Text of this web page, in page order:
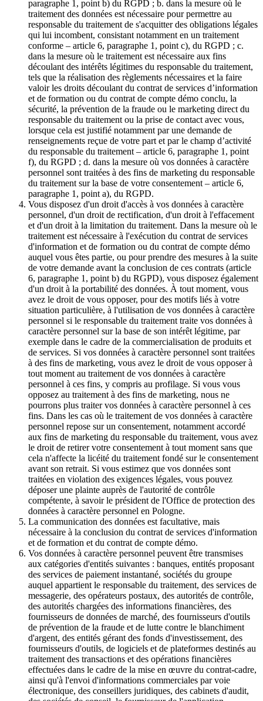
paragraphe 1, point b) du RGPD ; b. dans la mesure où le
traitement des données est nécessaire pour permettre au
responsable du traitement de s'acquitter des obligations légales
qui lui incombent, consistant notamment en un traitement
conforme – article 6, paragraphe 1, point c), du RGPD ; c.
dans la mesure où le traitement est nécessaire aux fins
découlant des intérêts légitimes du responsable du traitement,
tels que la réalisation des règlements nécessaires et la faire
valoir les droits découlant du contrat de services d’information
et de formation ou du contrat de compte démo conclu, la
sécurité, la prévention de la fraude ou le marketing direct du
responsable du traitement ou la prise de contact avec vous,
lorsque cela est justifié notamment par une demande de
renseignements reçue de votre part et par le champ d’activité
du responsable du traitement – article 6, paragraphe 1, point
f), du RGPD ; d. dans la mesure où vos données à caractère
personnel sont traitées à des fins de marketing du responsable
du traitement sur la base de votre consentement – article 6,
paragraphe 1, point a), du RGPD.
Vous disposez d'un droit d'accès à vos données à caractère
personnel, d'un droit de rectification, d'un droit à l'effacement
et d'un droit à la limitation du traitement. Dans la mesure où le
traitement est nécessaire à l'exécution du contrat de services
d'information et de formation ou du contrat de compte démo
auquel vous êtes partie, ou pour prendre des mesures à la suite
de votre demande avant la conclusion de ces contrats (article
6, paragraphe 1, point b) du RGPD), vous disposez également
d'un droit à la portabilité des données. À tout moment, vous
avez le droit de vous opposer, pour des motifs liés à votre
situation particulière, à l'utilisation de vos données à caractère
personnel si le responsable du traitement traite vos données à
caractère personnel sur la base de son intérêt légitime, par
exemple dans le cadre de la commercialisation de produits et
de services. Si vos données à caractère personnel sont traitées
à des fins de marketing, vous avez le droit de vous opposer à
tout moment au traitement de vos données à caractère
personnel à ces fins, y compris au profilage. Si vous vous
opposez au traitement à des fins de marketing, nous ne
pourrons plus traiter vos données à caractère personnel à ces
fins. Dans les cas où le traitement de vos données à caractère
personnel repose sur un consentement, notamment accordé
aux fins de marketing du responsable du traitement, vous avez
le droit de retirer votre consentement à tout moment sans que
cela n'affecte la licéité du traitement fondé sur le consentement
avant son retrait. Si vous estimez que vos données sont
traitées en violation des exigences légales, vous pouvez
déposer une plainte auprès de l'autorité de contrôle
compétente, à savoir le président de l'Office de protection des
données à caractère personnel en Pologne.
La communication des données est facultative, mais
nécessaire à la conclusion du contrat de services d'information
et de formation et du contrat de compte démo.
Vos données à caractère personnel peuvent être transmises
aux catégories d'entités suivantes : banques, entités proposant
des services de paiement instantané, sociétés du groupe
auquel appartient le responsable du traitement, des services de
messagerie, des opérateurs postaux, des autorités de contrôle,
des autorités chargées des informations financières, des
fournisseurs de données de marché, des fournisseurs d'outils
de prévention de la fraude et de lutte contre le blanchiment
d'argent, des entités gérant des fonds d'investissement, des
fournisseurs d'outils, de logiciels et de plateformes destinés au
traitement des transactions et des opérations financières
effectuées dans le cadre de la mise en œuvre du contrat-cadre,
ainsi qu'à l'envoi d'informations commerciales par voie
électronique, des conseillers juridiques, des cabinets d'audit,